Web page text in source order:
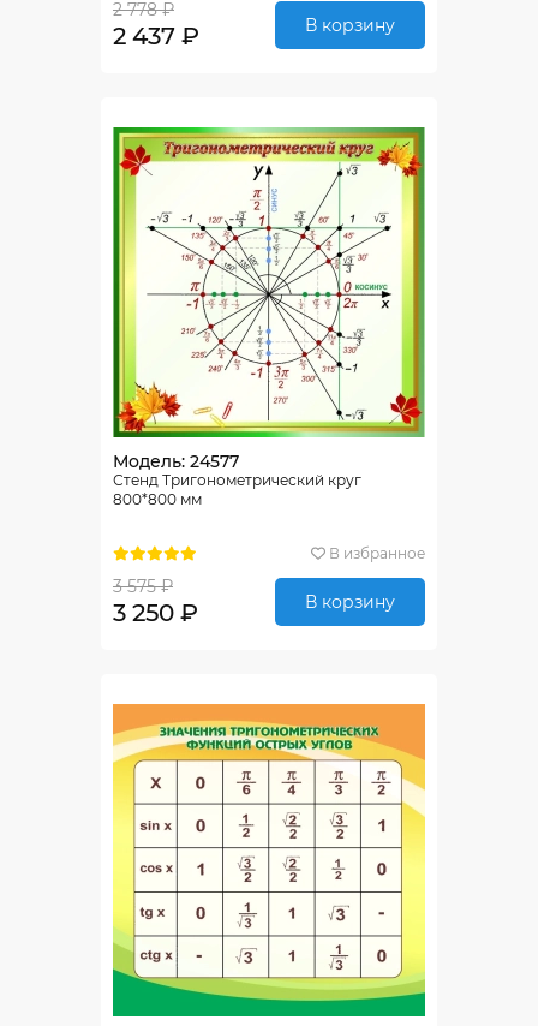
2 778 ₽
2 437 ₽ В корзину
Модель: 24577
Стенд Тригонометрический круг
800*800 мм
В избранное
3 575 ₽
3 250 ₽ В корзину